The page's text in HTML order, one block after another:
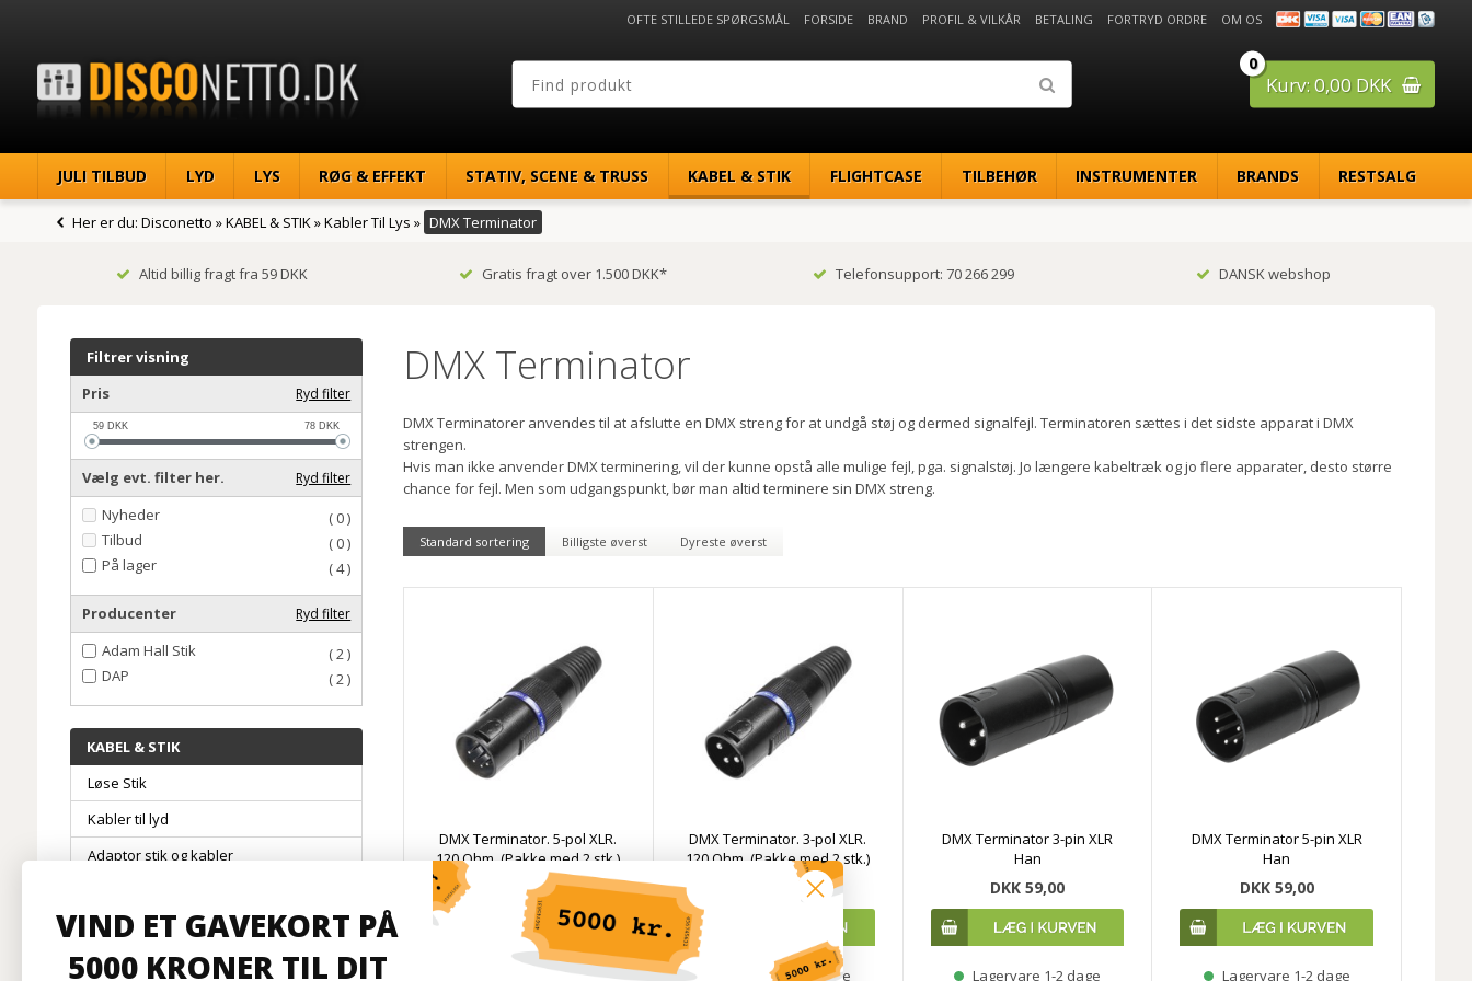
0
Kurv: 0,00 DKK
OFTE STILLEDE SPØRGSMÅL FORSIDE BRAND PROFIL & VILKÅR BETALING FORTRYD ORDRE OM OS
JULI TILBUD LYD LYS RØG & EFFEKT STATIV, SCENE & TRUSS KABEL & STIK FLIGHTCASE TILBEHØR INSTRUMENTER BRANDS RESTSALG
Her er du: Disconetto »KABEL & STIK»Kabler Til Lys » DMX Terminator
Altid billig fragt fra 59 DKK Gratis fragt over 1.500 DKK* Telefonsupport: 70 266 299 DANSK webshop
Filtrer visning
Pris
Ryd filter
59DKK 78DKK
Vælg evt. filter her. Ryd filter
Nyheder
( 0 )
Tilbud
( 0 )
På lager
( 4 )
Producenter Ryd filter
Adam Hall Stik
( 2 )
DAP
( 2 )
KABEL & STIK
Løse Stik
Kabler til lyd
Adaptor stik og kabler
Kabler Til Lys
Strømfordeling
DMX Terminator
DMX Terminatorer anvendes til at afslutte en DMX streng for at undgå støj og dermed signalfejl. Terminatoren sættes i det sidste apparat i DMX
strengen.
Hvis man ikke anvender DMX terminering, vil der kunne opstå alle mulige fejl, pga. signalstøj. Jo længere kabeltræk og jo flere apparater, desto større
chance for fejl. Men som udgangspunkt, bør man altid terminere sin DMX streng.
Standard sortering Billigste øverst Dyreste øverst
DMX Terminator. 5-pol XLR.
120 Ohm. (Pakke med 2 stk.)
DKK 77,50
På lager, 3-8 hverdage
DMX Terminator. 3-pol XLR.
120 Ohm. (Pakke med 2 stk.)
DKK 64,50
Lagervare 1-2 dage
DMX Terminator 3-pin XLR
Han
DKK 59,00
Lagervare 1-2 dage
DMX Terminator 5-pin XLR
Han
DKK 59,00
Lagervare 1-2 dage
VIND ET GAVEKORT PÅ
5000 KRONER TIL DIT